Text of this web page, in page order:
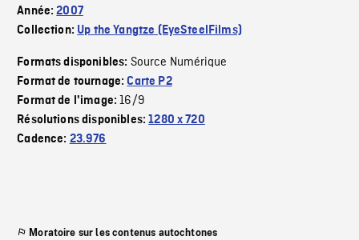
Année:2007
Collection: Up the Yangtze (EyeSteelFilms)
Formats disponibles: Source Numérique
Format de tournage:Carte P2
Format de l'image:16/9
Résolutions disponibles:1280 x 720
Cadence: 23.976
Moratoire sur les contenus autochtones